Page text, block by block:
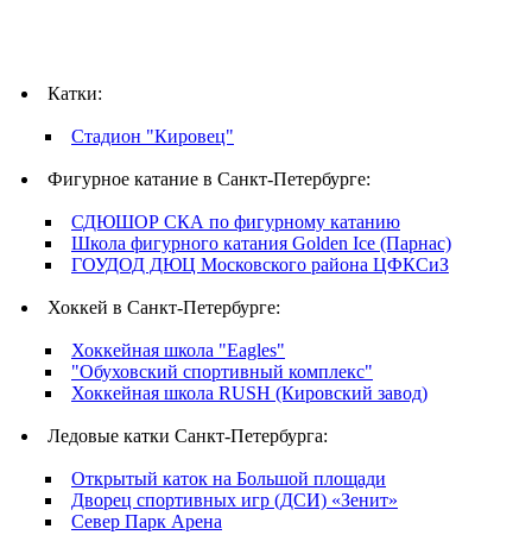
Катки:
Стадион "Кировец"
Фигурное катание в Санкт-Петербурге:
СДЮШОР СКА по фигурному катанию
Школа фигурного катания Golden Ice (Парнас)
ГОУДОД ДЮЦ Московского района ЦФКСиЗ
Хоккей в Санкт-Петербурге:
Хоккейная школа "Eagles"
"Обуховский спортивный комплекс"
Хоккейная школа RUSH (Кировский завод)
Ледовые катки Санкт-Петербурга:
Открытый каток на Большой площади
Дворец спортивных игр (ДСИ) «Зенит»
Север Парк Арена